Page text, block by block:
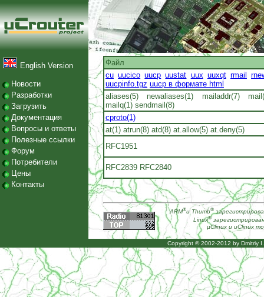
English Version
Новости
Разработки
Загрузить
Документация
Вопросы и ответы
Полезные ссылки
Форум
Потребители
Цены
Контакты
Файл
cu uucico uucp uustat uux uuxqt rmail
uucpinfo.tgz uucp в формате html
aliases(5)
newaliases(1) mailaddr(7)
mailq(1) sendmail(8)
cproto(1)
at(1) atrun(8) atd(8) at.allow(5) at.deny(5)
RFC1951
RFC2839 RFC2840
ARM®и Thumb®
Linux®
µClinux и uClinux
Copyright © 2002-2012 by Dmitriy